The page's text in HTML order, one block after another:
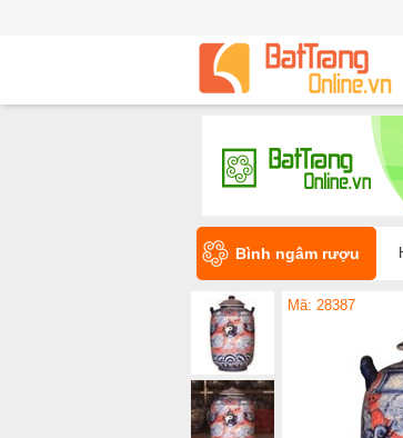
Bình ngâm rượu
Mã: 28387